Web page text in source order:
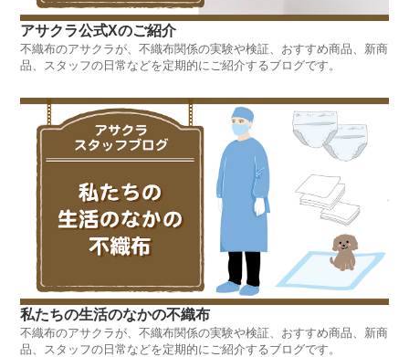
アサクラ公式Xのご紹介
不織布のアサクラが、不織布関係の実験や検証、おすすめ商品、新商
品、スタッフの日常などを定期的にご紹介するブログです。
私たちの生活のなかの不織布
不織布のアサクラが、不織布関係の実験や検証、おすすめ商品、新商
品、スタッフの日常などを定期的にご紹介するブログです。